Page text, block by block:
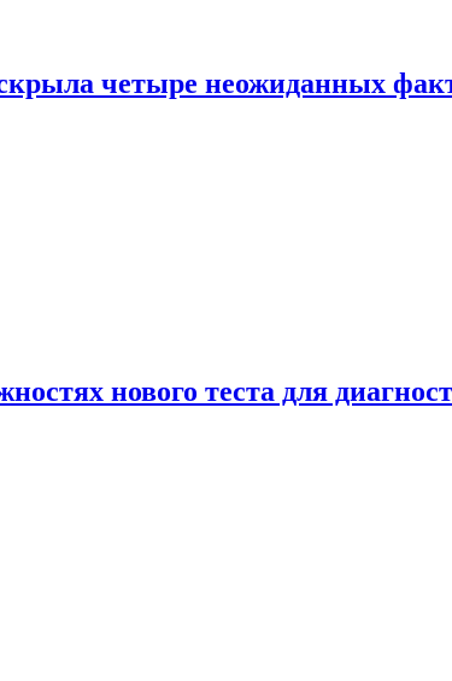
четыре неожиданных
нового теста для